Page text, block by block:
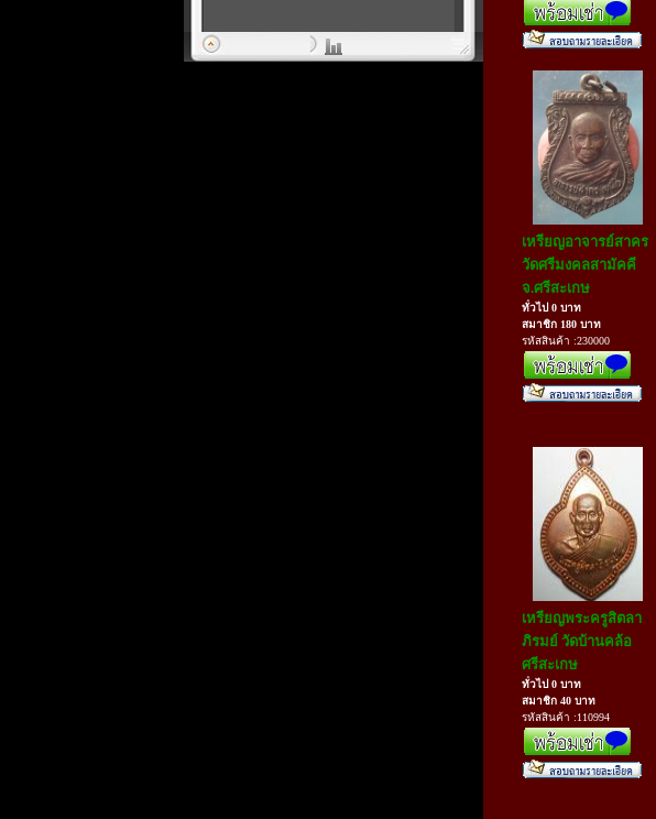
เหรียญอาจารย์สาคร
วัดศรีมงคลสามัคคี
จ.ศรีสะเกษ
ทั่วไป 0 บาท
สมาชิก 180 บาท
รหัสสินค้า :230000
เหรียญพระครูสิตลา
ภิรมย์ วัดบ้านคล้อ
ศรีสะเกษ
ทั่วไป 0 บาท
สมาชิก 40 บาท
รหัสสินค้า :110994